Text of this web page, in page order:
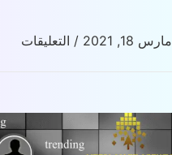
2021
/ التعليقات